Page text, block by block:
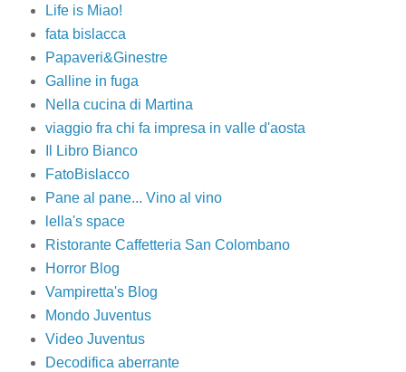
Life is Miao!
fata bislacca
Papaveri&Ginestre
Galline in fuga
Nella cucina di Martina
viaggio fra chi fa impresa in valle d'aosta
Il Libro Bianco
FatoBislacco
Pane al pane... Vino al vino
lella's space
Ristorante Caffetteria San Colombano
Horror Blog
Vampiretta's Blog
Mondo Juventus
Video Juventus
Decodifica aberrante